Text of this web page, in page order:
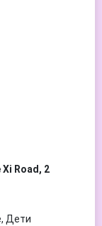
Road, 2
Дети